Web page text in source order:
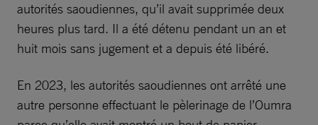
autorités saoudiennes, qu’il avait supprimée deux
heures plus tard. Il a été détenu pendant un an et
huit mois sans jugement et a depuis été libéré.
En 2023, les autorités saoudiennes ont arrêté une
autre personne effectuant le pèlerinage de l’Oumra